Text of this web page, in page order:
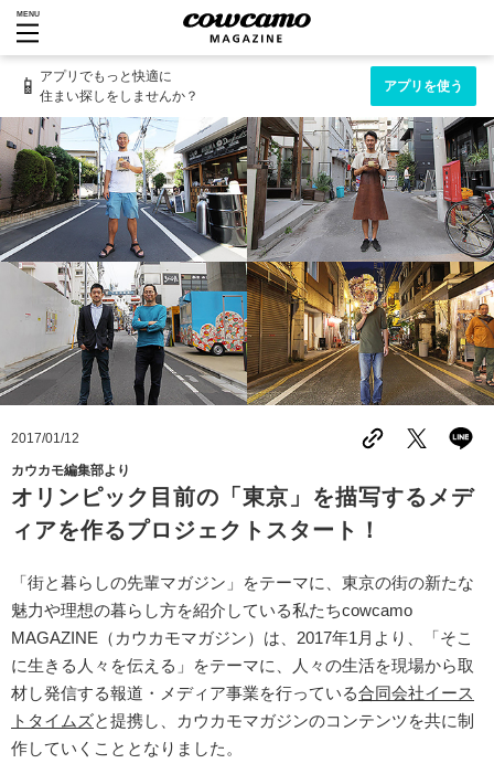
MENU
📱 アプリでもっと快適に
住まい探しをしませんか？
アプリを使う
2017/01/12
カウカモ編集部より
オリンピック目前の「東京」を描写するメデ
ィアを作るプロジェクトスタート！
「街と暮らしの先輩マガジン」をテーマに、東京の街の新たな
魅力や理想の暮らし方を紹介している私たちcowcamo
MAGAZINE（カウカモマガジン）は、2017年1月より、「そこ
に生きる人々を伝える」をテーマに、人々の生活を現場から取
材し発信する報道・メディア事業を行っている合同会社イース
トタイムズと提携し、カウカモマガジンのコンテンツを共に制
作していくこととなりました。